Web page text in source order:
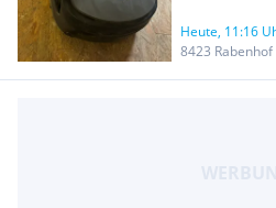
Heute, 11:16
8423 Rabenhof